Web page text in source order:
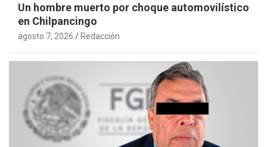
Un hombre muerto por choque automovilístico
en Chilpancingo
agosto 7, 2026 Redacción